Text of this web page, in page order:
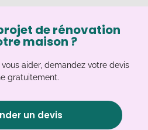
de rénovation
maison ?
aider, demandez votre devis
gratuitement.
un devis